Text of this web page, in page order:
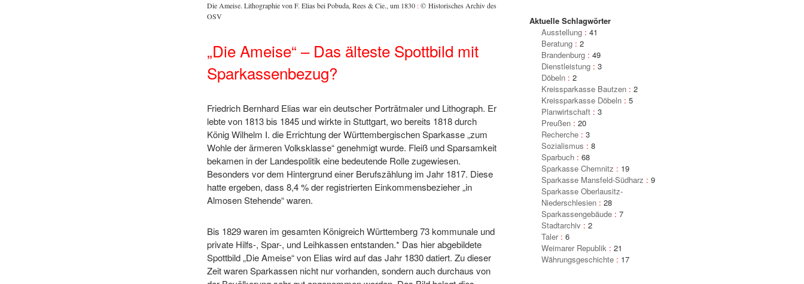
Die Ameise. Lithographie von F. Elias bei Pobuda, Rees & Cie., um 1830 :© Historisches Archiv des
OSV
„Die Ameise“ – Das älteste Spottbild mit
Sparkassenbezug?
Friedrich Bernhard Elias war ein deutscher Porträtmaler und Lithograph. Er
lebte von 1813 bis 1845 und wirkte in Stuttgart, wo bereits 1818 durch
König Wilhelm I. die Errichtung der Württembergischen Sparkasse „zum
Wohle der ärmeren Volksklasse“ genehmigt wurde. Fleiß und Sparsamkeit
bekamen in der Landespolitik eine bedeutende Rolle zugewiesen.
Besonders vor dem Hintergrund einer Berufszählung im Jahr 1817. Diese
hatte ergeben, dass 8,4 % der registrierten Einkommensbezieher „in
Almosen Stehende“ waren.
Bis 1829 waren im gesamten Königreich Württemberg 73 kommunale und
private Hilfs-, Spar-, und Leihkassen entstanden.* Das hier abgebildete
Spottbild „Die Ameise“ von Elias wird auf das Jahr 1830 datiert. Zu dieser
Zeit waren Sparkassen nicht nur vorhanden, sondern auch durchaus von
Aktuelle Schlagwörter
Ausstellung: 41
Beratung: 2
Brandenburg: 49
Dienstleistung: 3
Döbeln: 2
Kreissparkasse Bautzen: 2
Kreissparkasse Döbeln: 5
Planwirtschaft: 3
Preußen: 20
Recherche: 3
Sozialismus : 8
Sparbuch: 68
Sparkasse Chemnitz : 19
Sparkasse Mansfeld-Südharz : 9
Sparkasse Oberlausitz-
Niederschlesien: 28
Sparkassengebäude: 7
Stadtarchiv : 2
Taler: 6
Weimarer Republik: 21
Währungsgeschichte: 17